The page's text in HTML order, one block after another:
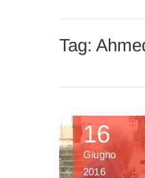
Tag:
16
Giugno
2016